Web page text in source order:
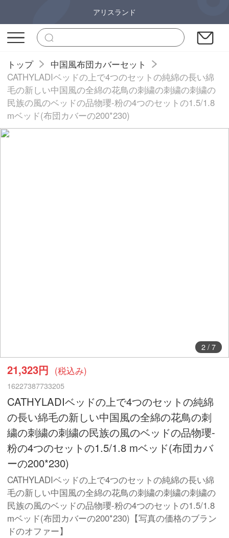
アリスランド
トップ
中国風布団カバーセット
CATHYLADIベッドの上で4つのセットの純綿の長い綿
毛の新しい中国風の全綿の花鳥の刺繍の刺繍の刺繍の
民族の風のベッドの品物瓔-粉の4つのセットの1.5/1.8
mベッド(布団カバーの200*230)
2/ 7
21,323円 (税込み)
16227387733205
CATHYLADIベッドの上で4つのセットの純綿
の長い綿毛の新しい中国風の全綿の花鳥の刺
繍の刺繍の刺繍の民族の風のベッドの品物瓔-
粉の4つのセットの1.5/1.8 mベッド(布団カバ
ーの200*230)
CATHYLADIベッドの上で4つのセットの純綿の長い綿
毛の新しい中国風の全綿の花鳥の刺繍の刺繍の刺繍の
民族の風のベッドの品物瓔-粉の4つのセットの1.5/1.8
mベッド(布団カバーの200*230)【写真の価格のブラン
ドのオファー】